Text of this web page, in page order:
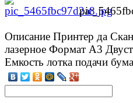
Описание Принтер да
лазерное Формат А3
Емкость лотка подачи